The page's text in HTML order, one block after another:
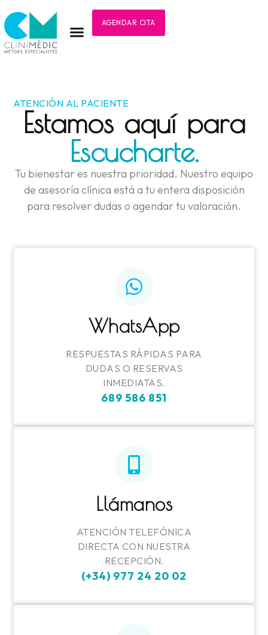
AGENDAR CITA
ATENCIÓN AL PACIENTE
Estamos aquí para
Escucharte.
Tu bienestar es nuestra prioridad. Nuestro equipo
de asesoría clínica está a tu entera disposición
para resolver dudas o agendar tu valoración.
WhatsApp
RESPUESTAS RÁPIDAS PARA
DUDAS O RESERVAS
INMEDIATAS.
689 586 851
Llámanos
ATENCIÓN TELEFÓNICA
DIRECTA CON NUESTRA
RECEPCIÓN.
(+34) 977 24 20 02